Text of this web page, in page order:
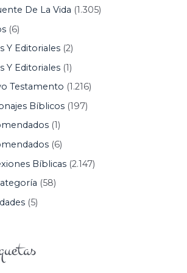
De La Vida (1.305)
(6)
Y Editoriales(2)
Y Editoriales(1)
Testamento (1.216)
Bíblicos(197)
(1)
(6)
Bíblicas(2.147)
(58)
(5)